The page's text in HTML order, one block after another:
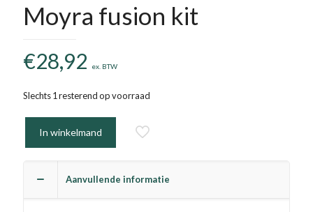
Moyra fusion kit
€28,92 ex. BTW
Slechts 1 resterend op voorraad
In winkelmand
Aanvullende informatie